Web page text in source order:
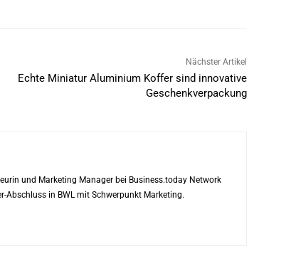
Nächster Artikel
Echte Miniatur Aluminium Koffer sind innovative
Geschenkverpackung
und Marketing Manager bei Business.today Network
Abschluss in BWL mit Schwerpunkt Marketing.